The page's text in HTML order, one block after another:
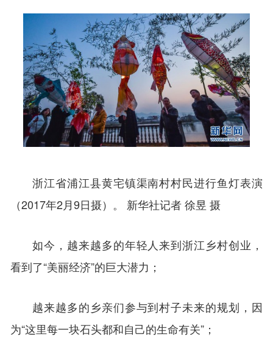
浙江省浦江县黄宅镇渠南村村民进行鱼灯表演
（2017年2月9日摄）。 新华社记者 徐昱 摄
如今，越来越多的年轻人来到浙江乡村创业，
看到了“美丽经济”的巨大潜力；
越来越多的乡亲们参与到村子未来的规划，因
为“这里每一块石头都和自己的生命有关”；